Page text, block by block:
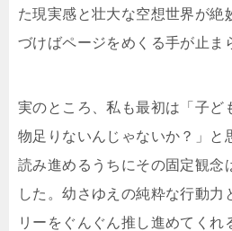
た現実感と壮大な空想世界が絶
づけばページをめくる手が止ま
実のところ、私も最初は「子ど
物足りないんじゃないか？」と
読み進めるうちにその固定観念
した。幼さゆえの純粋な行動力
リーをぐんぐん推し進めてくれ